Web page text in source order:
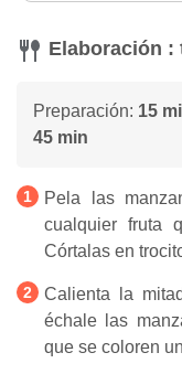
Elaboración :
Preparación: 15
45 min
Pela las
cualquier fruta
Córtalas en
Calienta la
échale las
que se coloren